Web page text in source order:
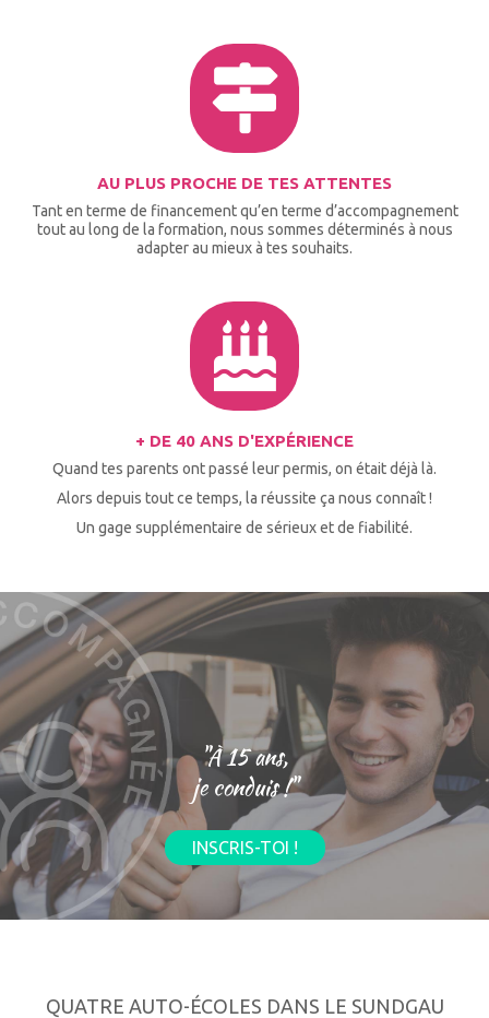
AU PLUS PROCHE DE TES ATTENTES
Tant en terme de financement qu’en terme d’accompagnement
tout au long de la formation, nous sommes déterminés à nous
adapter au mieux à tes souhaits.
+ DE 40 ANS D'EXPÉRIENCE
Quand tes parents ont passé leur permis, on était déjà là.
Alors depuis tout ce temps, la réussite ça nous connaît !
Un gage supplémentaire de sérieux et de fiabilité.
"À 15 ans,
je conduis !"
INSCRIS-TOI !
QUATRE AUTO-ÉCOLES DANS LE SUNDGAU